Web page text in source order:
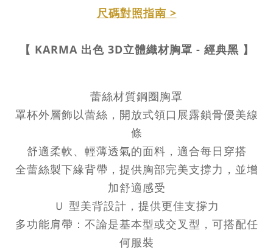
尺碼對照指南 >
【 KARMA 出色 3D立體織材胸罩 - 經典黑 】
蕾絲材質鋼圈胸罩
罩杯外層飾以蕾絲，開放式領口展露鎖骨優美線
條
舒適柔軟、輕薄透氣的面料，適合每日穿搭
全蕾絲製下緣背帶，提供胸部完美支撐力，並增
加舒適感受
Ｕ 型美背設計，提供更佳支撐力
多功能肩帶：不論是基本型或交叉型，可搭配任
何服裝